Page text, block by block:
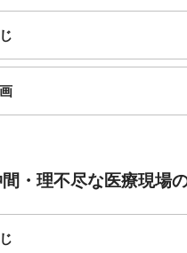
ョンハウス2 彼女
け先生
ンチを見逃し配信で無料視
・理不尽な医療現場